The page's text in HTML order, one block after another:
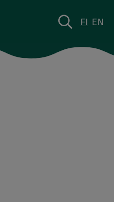
FI EN